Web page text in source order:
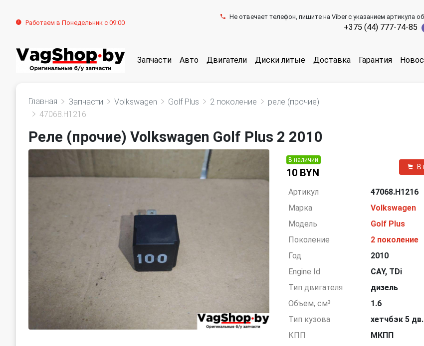
Работаем в Понедельник с 09:00
Не отвечает телефон, пишите на Viber с указанием артикула
+375 (44) 777-74-85
Запчасти Авто Двигатели Диски литые Доставка Гарантия
Главная Запчасти Volkswagen Golf Plus 2 поколение
реле (прочие)
47068.H1216
Реле (прочие) Volkswagen Golf Plus 2 2010
В наличии
10 BYN
В
Артикул
47068.H1216
Марка
Volkswagen
Модель
Golf Plus
Поколение
2 поколение
Год
2010
Engine Id
CAY, TDi
Тип двигателя
дизель
Объем, см³
1.6
Тип кузова
хетчбэк 5 дв.
КПП
МКПП